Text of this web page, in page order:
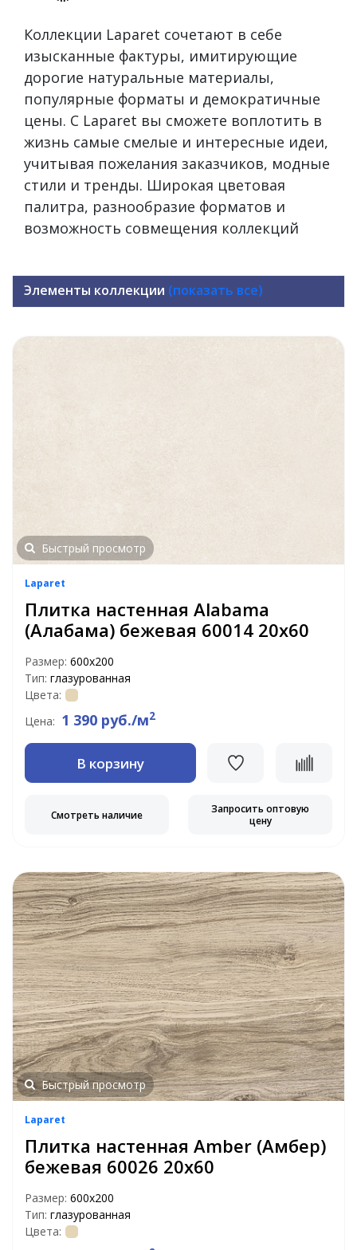
Коллекции Laparet сочетают в себе
изысканные фактуры, имитирующие
дорогие натуральные материалы,
популярные форматы и демократичные
цены. С Laparet вы сможете воплотить в
жизнь самые смелые и интересные идеи,
учитывая пожелания заказчиков, модные
стили и тренды. Широкая цветовая
палитра, разнообразие форматов и
возможность совмещения коллекций
Элементы коллекции (показать все)
Быстрый просмотр
Laparet
Плитка настенная Alabama
(Алабама) бежевая 60014 20х60
Размер: 600х200
Тип: глазурованная
Цвета:
Цена: 1 390 руб./м2
В корзину
Смотреть наличие
Запросить оптовую
цену
Быстрый просмотр
Laparet
Плитка настенная Amber (Амбер)
бежевая 60026 20х60
Размер: 600х200
Тип: глазурованная
Цвета: